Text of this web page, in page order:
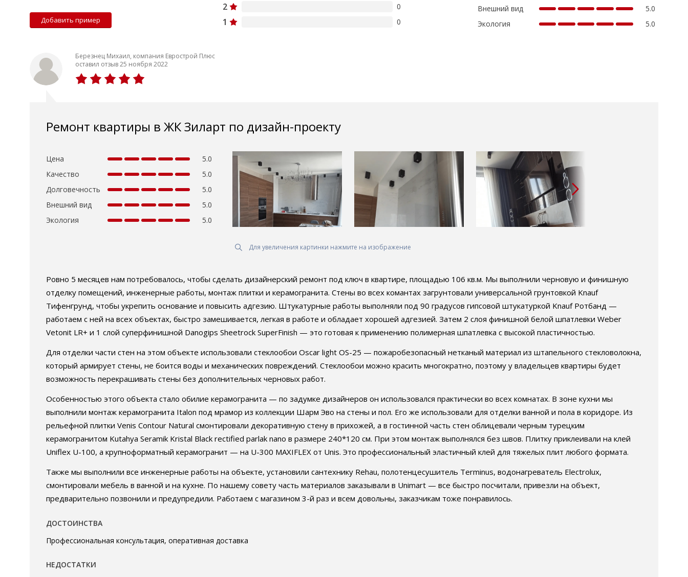
Добавить пример
2 0
1 0
Внешний вид
5.0
Экология
5.0
Березнец Михаил, компания Еврострой Плюс
оставил отзыв 25 ноября 2022
Ремонт квартиры в ЖК Зиларт по дизайн-проекту
Цена
5.0
Качество
5.0
Долговечность
5.0
Внешний вид
5.0
Экология
5.0
Для увеличения картинки нажмите на изображение
Ровно 5 месяцев нам потребовалось, чтобы сделать дизайнерский ремонт под ключ в квартире, площадью 106 кв.м. Мы выполнили черновую и финишную
отделку помещений, инженерные работы, монтаж плитки и керамогранита. Стены во всех комантах загрунтовали универсальной грунтовкой Knauf
Тифенгрунд, чтобы укрепить основание и повысить адгезию. Штукатурные работы выполняли под 90 градусов гипсовой штукатуркой Knauf Ротбанд —
работаем с ней на всех объектах, быстро замешивается, легкая в работе и обладает хорошей адгезией. Затем 2 слоя финишной белой шпатлевки Weber
Vetonit LR+ и 1 слой суперфинишной Danogips Sheetrock SuperFinish — это готовая к применению полимерная шпатлевка с высокой пластичностью.
Для отделки части стен на этом объекте использовали стеклообои Oscar light OS-25 — пожаробезопасный нетканый материал из штапельного стекловолокна,
который армирует стены, не боится воды и механических повреждений. Стеклообои можно красить многократно, поэтому у владельцев квартиры будет
возможность перекрашивать стены без дополнительных черновых работ.
Особенностью этого объекта стало обилие керамогранита — по задумке дизайнеров он использовался практически во всех комнатах. В зоне кухни мы
выполнили монтаж керамогранита Italon под мрамор из коллекции Шарм Эво на стены и пол. Его же использовали для отделки ванной и пола в коридоре. Из
рельефной плитки Venis Contour Natural смонтировали декоративную стену в прихожей, а в гостинной часть стен облицевали черным турецким
керамогранитом Kutahya Seramik Kristal Black rectified parlak nano в размере 240*120 см. При этом монтаж выполнялся без швов. Плитку приклеивали на клей
Uniflex U-100, а крупноформатный керамогранит — на U-300 MAXIFLEX от Unis. Это профессиональный эластичный клей для тяжелых плит любого формата.
Также мы выполнили все инженерные работы на объекте, установили сантехнику Rehau, полотенцесушитель Terminus, водонагреватель Electrolux,
смонтировали мебель в ванной и на кухне. По нашему совету часть материалов заказывали в Unimart — все быстро посчитали, привезли на объект,
предварительно позвонили и предупредили. Работаем с магазином 3-й раз и всем довольны, заказчикам тоже понравилось.
ДОСТОИНСТВА
Профессиональная консультация, оперативная доставка
НЕДОСТАТКИ